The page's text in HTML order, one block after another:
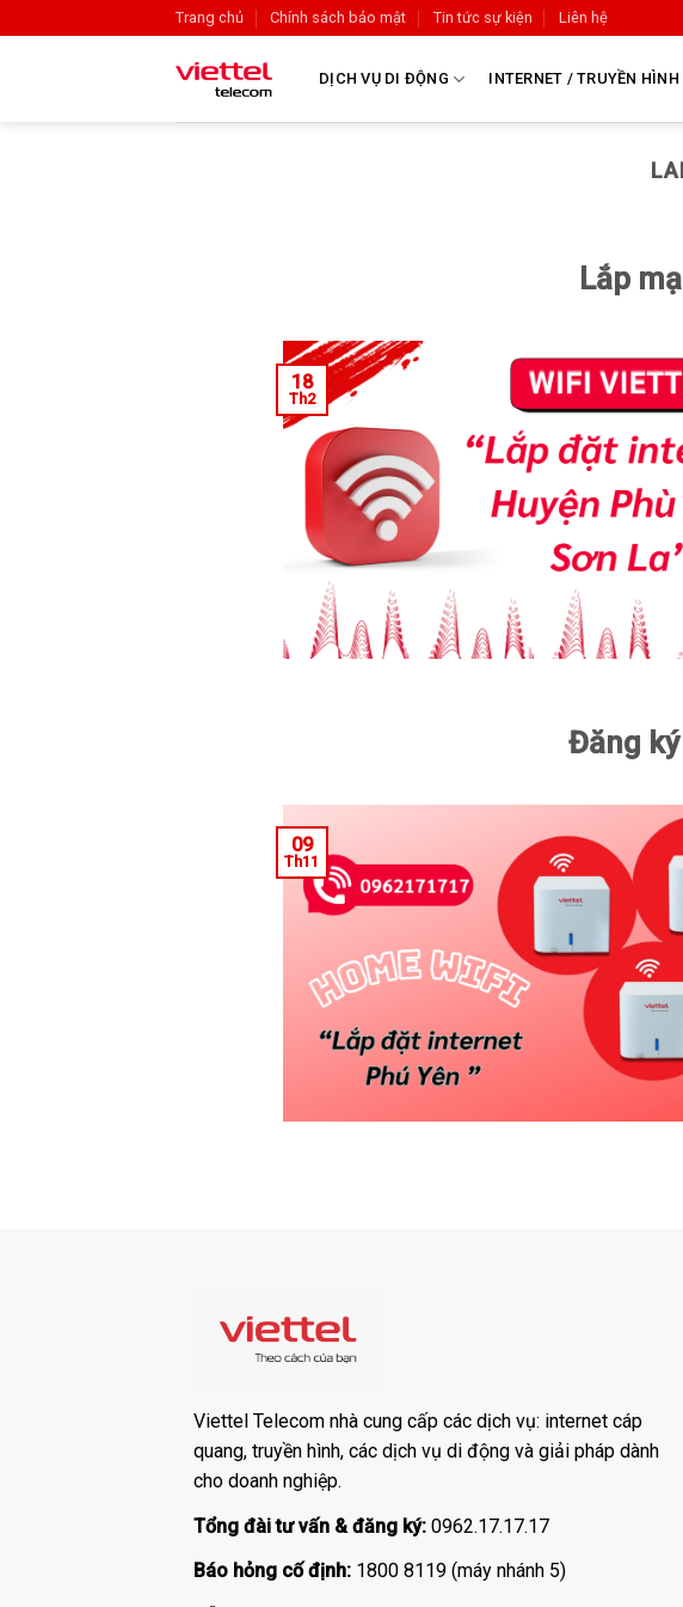
Trang chủ Chính sách bảo mật Tin tức sự kiện Liên hệ
DỊCH VỤ DI ĐỘNG INTERNET / TRUYỀN HÌNH
Lắp
18
Th2
Đăng
09
Th11
Viettel Telecom nhà cung cấp các dịch vụ: internet cáp
quang, truyền hình, các dịch vụ di động và giải pháp dành
cho doanh nghiệp.
Tổng đài tư vấn & đăng ký: 0962.17.17.17
Báo hỏng cố định: 1800 8119 (máy nhánh 5)